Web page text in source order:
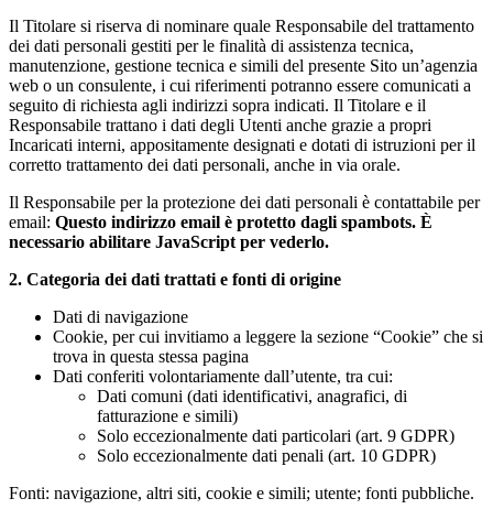
Il Titolare si riserva di nominare quale Responsabile del trattamento
dei dati personali gestiti per le finalità di assistenza tecnica,
manutenzione, gestione tecnica e simili del presente Sito un’agenzia
web o un consulente, i cui riferimenti potranno essere comunicati a
seguito di richiesta agli indirizzi sopra indicati. Il Titolare e il
Responsabile trattano i dati degli Utenti anche grazie a propri
Incaricati interni, appositamente designati e dotati di istruzioni per il
corretto trattamento dei dati personali, anche in via orale.
Il Responsabile per la protezione dei dati personali è contattabile per
email: Questo indirizzo email è protetto dagli spambots. È
necessario abilitare JavaScript per vederlo.
2. Categoria dei dati trattati e fonti di origine
Dati di navigazione
Cookie, per cui invitiamo a leggere la sezione “Cookie” che si
trova in questa stessa pagina
Dati conferiti volontariamente dall’utente, tra cui:
Dati comuni (dati identificativi, anagrafici, di
fatturazione e simili)
Solo eccezionalmente dati particolari (art. 9 GDPR)
Solo eccezionalmente dati penali (art. 10 GDPR)
Fonti: navigazione, altri siti, cookie e simili; utente; fonti pubbliche.